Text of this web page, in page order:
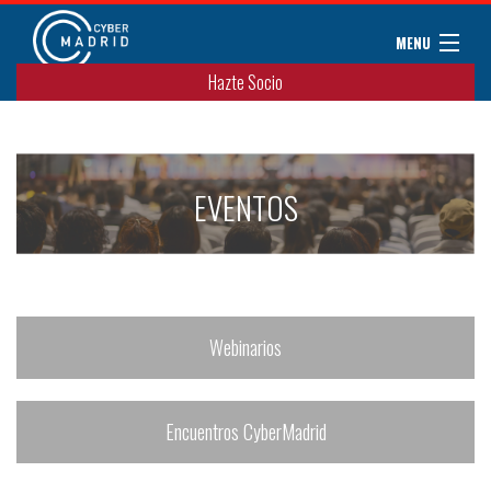
MENU
Sobre CyberMadrid
Noticias
Convenios
Miembros
Contacto
Hazte Socio
EVENTOS
Webinarios
Encuentros CyberMadrid